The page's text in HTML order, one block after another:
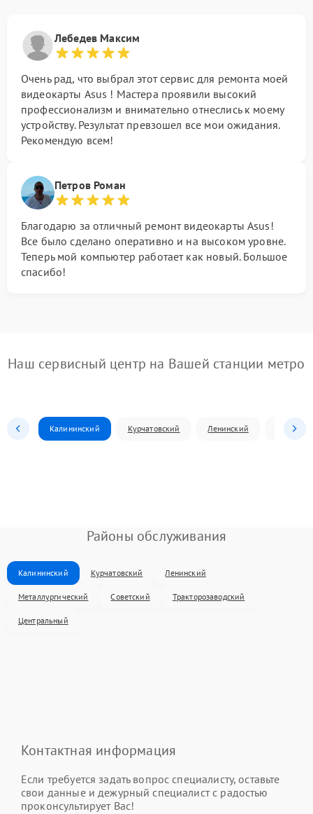
Лебедев Максим
Очень рад, что выбрал этот сервис для ремонта моей
видеокарты Asus ! Мастера проявили высокий
профессионализм и внимательно отнеслись к моему
устройству. Результат превзошел все мои ожидания.
Рекомендую всем!
Петров Роман
Благодарю за отличный ремонт видеокарты Asus!
Все было сделано оперативно и на высоком уровне.
Теперь мой компьютер работает как новый. Большое
спасибо!
Наш сервисный центр на Вашей станции метро
Калининский Курчатовский Ленинский
Районы обслуживания
Калининский Курчатовский Ленинский
Металлургический Советский Тракторозаводский
Центральный
Контактная информация
Если требуется задать вопрос специалисту, оставьте
свои данные и дежурный специалист с радостью
проконсультирует Вас!